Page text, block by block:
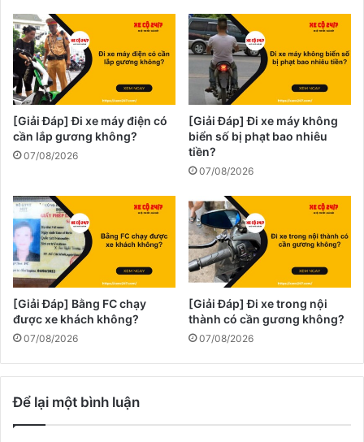
[Giải Đáp] Đi xe máy điện có
cần lắp gương không?
07/08/2026
[Giải Đáp] Đi xe máy không
biển số bị phạt bao nhiêu
tiền?
07/08/2026
[Giải Đáp] Bằng FC chạy
được xe khách không?
07/08/2026
[Giải Đáp] Đi xe trong nội
thành có cần gương không?
07/08/2026
Để lại một bình luận